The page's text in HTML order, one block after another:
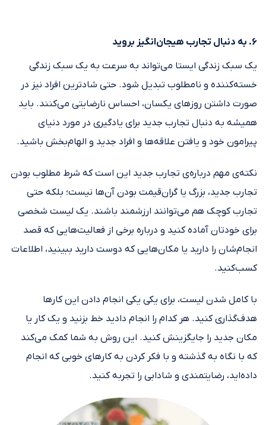
۶. به دنبال تجارب هیجان‌انگیز بروید
یک سبک زندگی ایستا می‌تواند به سرعت به یک سبک زندگی
خسته‌کننده و نامطلوب تبدیل شود. حتی شادترین افراد نیز در
صورت داشتن روزهای یکسان، احساس نارضایتی می‌کنند. باید
همیشه به دنبال تجارب جدید برای یادگیری در مورد دنیای
پیرامون خود و یافتن علاقه‌ها و افراد جدید و الهام‌بخش باشید.
نکته‌ی مهم درباره‌ی تجارب جدید این است که شرط مطلوب بودن
تجارب جدید، بزرگ یا گران‌قیمت بودن آن‌ها نیست؛ بلکه حتی
تجارب کوچک هم می‌توانند ارزشمند باشند. یک لیست شخصی
برای خودتان آماده کنید و درباره برخی از فعالیت‌هایی که قصد
انجام‌شان را دارید یا مکان‌هایی که دوست دارید ببینید، اطلاعات
کسب‌کنید.
با کامل شدن لیست، برای یکی یکی انجام دادن این کارها
هدف‌گذاری کنید. هر کدام را انجام دادید خط بزنید و یک کار یا
مکان جدید را جایگزینش کنید. این روش به شما کمک می‌کند
که با نگاه به گذشته و با فکر کردن به کارهای خوبی که انجام
داده‌اید، رضایتمندی و شادابی را تجربه کنید.